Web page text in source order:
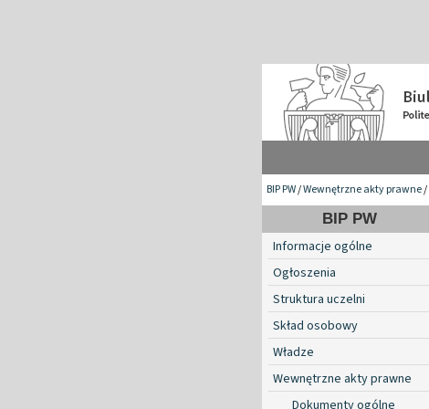
BIP PW/Wewnętrzne akty prawne/
BIP PW
Informacje ogólne
Ogłoszenia
Struktura uczelni
Skład osobowy
Władze
Wewnętrzne akty prawne
Dokumenty ogólne